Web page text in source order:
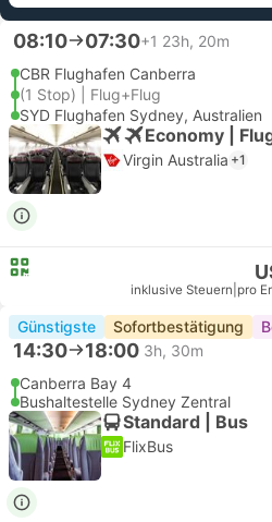
08:10 07:30+1 23h, 20m
CBR Flughafen Canberra
(1 Stop) | Flug+Flug
SYD Flughafen Sydney, Australien
Economy |
Virgin Australia +1
inklusive Steuern pro
Günstigste Sofortbestätigung
14:30 18:00 3h, 30m
Canberra Bay 4
Bushaltestelle Sydney Zentral
Standard | Bus
FlixBus